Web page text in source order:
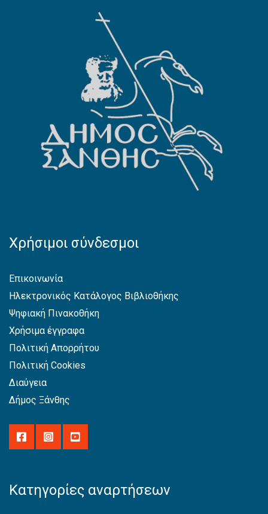
Χρήσιμοι σύνδεσμοι
Επικοινωνία
Ηλεκτρονικός Κατάλογος Βιβλιοθήκης
Ψηφιακή Πινακοθήκη
Χρήσιμα έγγραφα
Πολιτική Απορρήτου
Πολιτική Cookies
Διαύγεια
Δήμος Ξάνθης
Κατηγορίες αναρτήσεων